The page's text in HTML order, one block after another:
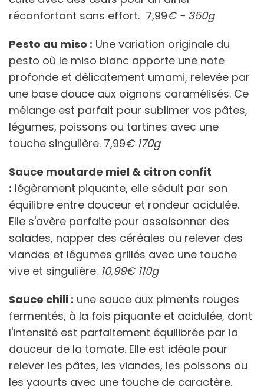
réconfortant sans effort. 7,99€ - 350g
Pesto au miso : Une variation originale du
pesto où le miso blanc apporte une note
profonde et délicatement umami, relevée par
une base douce aux oignons caramélisés. Ce
mélange est parfait pour sublimer vos pâtes,
légumes, poissons ou tartines avec une
touche singulière. 7,99€ 170g
Sauce moutarde miel & citron confit
: légèrement piquante, elle séduit par son
équilibre entre douceur et rondeur acidulée.
Elle s'avère parfaite pour assaisonner des
salades, napper des céréales ou relever des
viandes et légumes grillés avec une touche
vive et singulière. 10,99€ 110g
Sauce chili : une sauce aux piments rouges
fermentés, à la fois piquante et acidulée, dont
l'intensité est parfaitement équilibrée par la
douceur de la tomate. Elle est idéale pour
relever les pâtes, les viandes, les poissons ou
les yaourts avec une touche de caractère.